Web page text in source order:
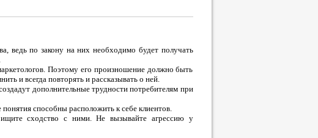
ведь по закону на них необходимо будет получать
Поэтому его произношение должно быть
и всегда повторять и рассказывать о ней.
дополнительные трудности потребителям при
способны расположить к себе клиентов.
сходство с ними. Не вызывайте агрессию у